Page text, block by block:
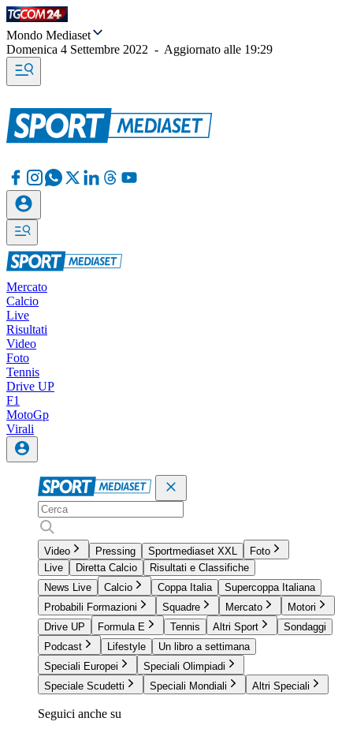
Mondo Mediaset
Domenica 4 Settembre 2022 - Aggiornato alle 19:29
Mercato
Calcio
Live
Risultati
Video
Foto
Tennis
Drive UP
F1
MotoGp
Virali
Video Pressing Sportmediaset XXL
Foto
Live
Diretta Calcio
Risultati e Classifiche
News Live
Calcio Coppa Italia
Supercoppa Italiana
Probabili Formazioni
Squadre Mercato
Motori
Drive UP
Formula E Tennis Altri Sport
Sondaggi
Podcast
Lifestyle
Un libro a settimana
Speciali Europei
Speciali Olimpiadi
Speciale Scudetti
Speciali Mondiali Altri Speciali
Seguici anche su